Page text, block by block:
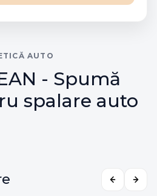
AUTO
- Spumă
spalare auto